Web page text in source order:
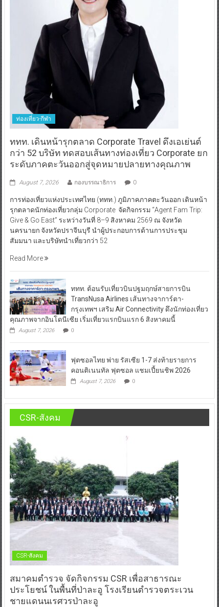
ท่องเที่ยว-กีฬา
ททท. เดินหน้ารุกตลาด Corporate Travel ดึงเอเย่นต์
กว่า 52 บริษัท ทดสอบเส้นทางท่องเที่ยว Corporate ยก
ระดับภาคตะวันออกสู่จุดหมายปลายทางคุณภาพ
August 7, 2026 กองบรรณาธิการ 0
การท่องเที่ยวแห่งประเทศไทย (ททท.) ภูมิภาคภาคตะวันออก เดินหน้า
รุกตลาดนักท่องเที่ยวกลุ่ม Corporate จัดกิจกรรม “Agent Fam Trip:
Give & Go East” ระหว่างวันที่ 8–9 สิงหาคม 2569 ณ จังหวัด
นครนายก จังหวัดปราจีนบุรี นำผู้ประกอบการด้านการประชุม
สัมมนา และบริษัทนำเที่ยวกว่า 52
Read More
ททท. ต้อนรับเที่ยวบินปฐมฤกษ์สายการบิน
TransNusa Airlines เส้นทางจาการ์ตา-
กรุงเทพฯ เสริม Air Connectivity ดึงนักท่องเที่ยว
คุณภาพจากอินโดนีเซีย เริ่มเที่ยวแรกบินแรก 6 สิงหาคมนี้
August 7, 2026 0
ฟุตซอลไทย พ่าย รัสเซีย 1-7 ส่งท้ายรายการ
คอนติเนนทัล ฟุตซอล แชมเปี้ยนชิพ 2026
August 7, 2026 0
CSR-สังคม
CSR-สังคม
สมาคมตำรวจ จัดกิจกรรม CSR เพื่อสาธารณะ
ประโยชน์ ในพื้นที่ป่าละอู โรงเรียนตำรวจตระเวน
ชายแดนนเรศวรป่าละอู